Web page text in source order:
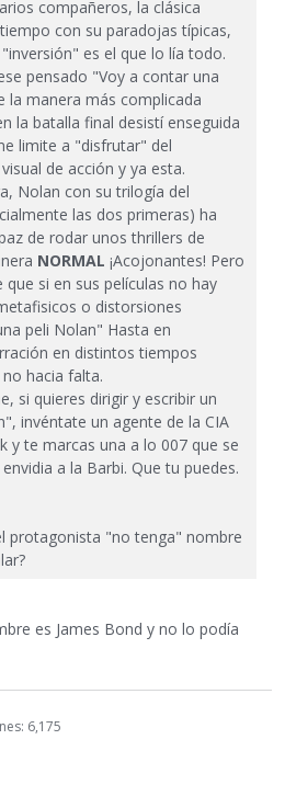
compañeros, la clásica
con su paradojas típicas,
es el que lo lía todo.
pensado "Voy a contar una
la manera más complicada
la batalla final desistí enseguida
limite a "disfrutar" del
de acción y ya esta.
Nolan con su trilogía del
las dos primeras) ha
de rodar unos thrillers de
NORMAL ¡Acojonantes! Pero
si en sus películas no hay
o distorsiones
peli Nolan" Hasta en
en distintos tiempos
hacia falta.
si quieres dirigir y escribir un
invéntate un agente de la CIA
y te marcas una a lo 007 que se
a la Barbi. Que tu puedes.
protagonista "no tenga" nombre
es James Bond y no lo podía
6,175